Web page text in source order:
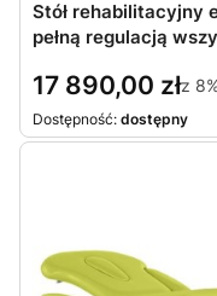
Stół rehabilitacyjny
pełną regulacją
17 890,00 złz
Dostępność: dostępny